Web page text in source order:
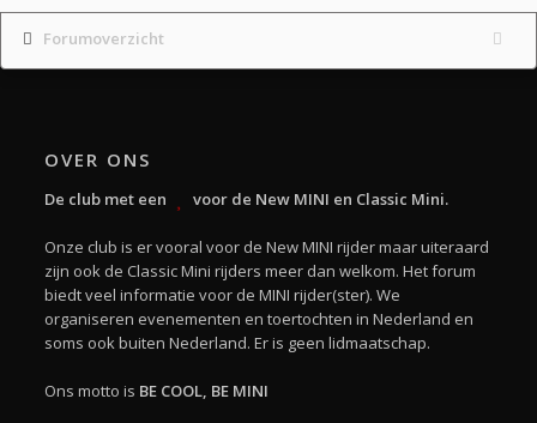
Forumoverzicht
OVER ONS
De club met een voor de New MINI en Classic Mini.
Onze club is er vooral voor de New MINI rijder maar uiteraard
zijn ook de Classic Mini rijders meer dan welkom. Het forum
biedt veel informatie voor de MINI rijder(ster). We
organiseren evenementen en toertochten in Nederland en
soms ook buiten Nederland. Er is geen lidmaatschap.
Ons motto is BE COOL, BE MINI